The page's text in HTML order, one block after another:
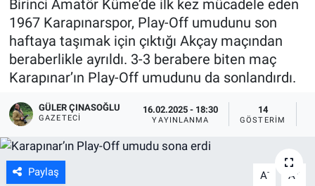
Birinci Amatör Küme’de ilk kez mücadele eden
1967 Karapınarspor, Play-Off umudunu son
haftaya taşımak için çıktığı Akçay maçından
beraberlikle ayrıldı. 3-3 berabere biten maç
Karapınar’ın Play-Off umudunu da sonlandırdı.
GÜLER ÇINASOĞLU
GAZETECI
16.02.2025 - 18:30
YAYINLANMA
14
GÖSTERIM
Paylaş A- A +